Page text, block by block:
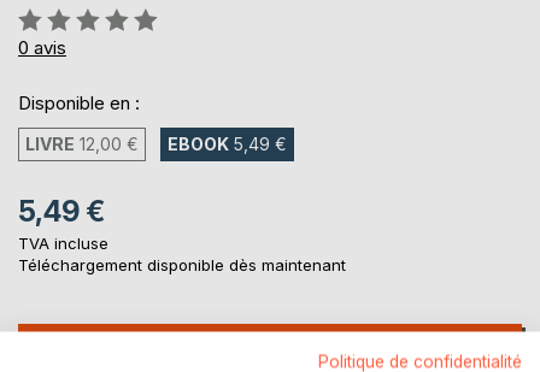
Évaluation:
0%
0 avis
Disponible en :
LIVRE 12,00 € EBOOK 5,49 €
5,49 €
TVA incluse
Téléchargement disponible dès maintenant
Politique de confidentialité